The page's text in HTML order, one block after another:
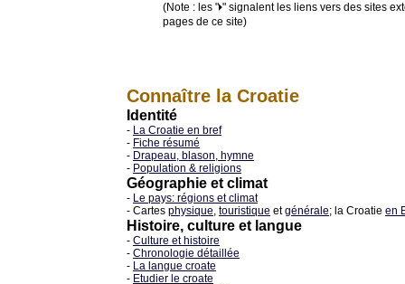
(Note : les " " signalent les liens vers des sites
pages de ce site)
Connaître la Croatie
Identité
- La Croatie en bref
- Fiche résumé
- Drapeau, blason, hymne
- Population & religions
Géographie et climat
- Le pays: régions et climat
- Cartes physique, touristique etgénérale; la Croatie en
Histoire, culture et langue
- Culture et histoire
- Chronologie détaillée
- La langue croate
- Etudier le croate